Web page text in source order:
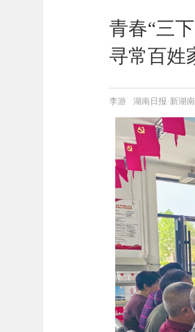
青春“三
寻常百姓
李游 湖南日报·新湖